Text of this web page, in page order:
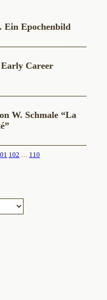
Ein Epochenbild
Career
W. Schmale “La
102 … 110